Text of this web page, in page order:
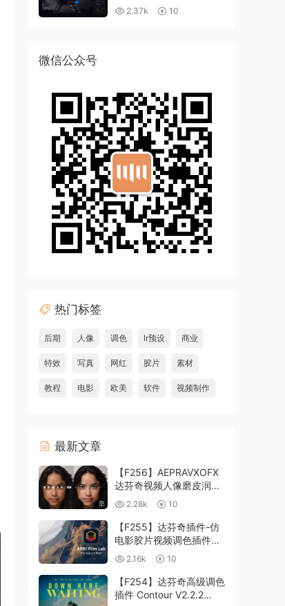
滤镜支持WIN/MAC
2.37k 10
微信公众号
热门标签
后期 人像 调色 lr预设 商业
特效 写真 网红 胶片 素材
教程 电影 欧美 软件 视频制作
最新文章
【F256】AEPRAVXOFX
达芬奇视频人像磨皮润肤
美颜插件 Beauty Box
V6.0.3 Win
2.28k 10
【F255】达芬奇插件-仿
电影胶片视频调色插件
ARRI Film Lab 1.0.10 Win
2.16k 10
【F254】达芬奇高级调色
插件 Contour V2.2.2